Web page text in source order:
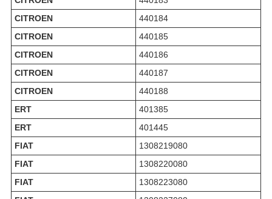
CITROEN
440184
CITROEN
440185
CITROEN
440186
CITROEN
440187
CITROEN
440188
ERT
401385
ERT
401445
FIAT
1308219080
FIAT
1308220080
FIAT
1308223080